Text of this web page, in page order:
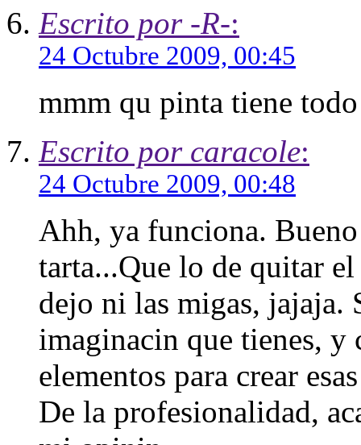
Escrito por -R-:
24 Octubre 2009, 00:45
mmm qu pinta tiene
Escrito por caracole:
24 Octubre 2009, 00:48
Ahh, ya funciona.
tarta...Que lo de quitar
dejo ni las migas, jajaja.
imaginacin que tienes, y
elementos para crear
De la profesionalidad,